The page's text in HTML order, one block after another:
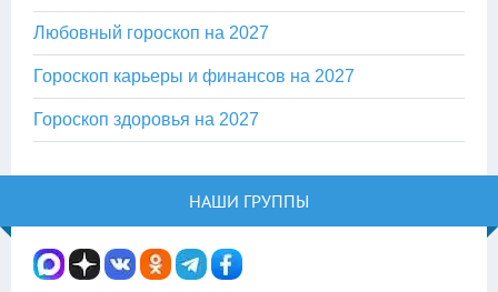
Любовный гороскоп на 2027
Гороскоп карьеры и финансов на 2027
Гороскоп здоровья на 2027
НАШИ ГРУППЫ